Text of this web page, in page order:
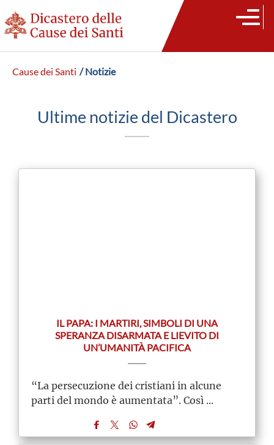
Cause dei Santi / Notizie
Ultime notizie del Dicastero
IL PAPA: I MARTIRI, SIMBOLI DI UNA
SPERANZA DISARMATA E LIEVITO DI
UN’UMANITÀ PACIFICA
“La persecuzione dei cristiani in alcune
parti del mondo è aumentata”. Così ...